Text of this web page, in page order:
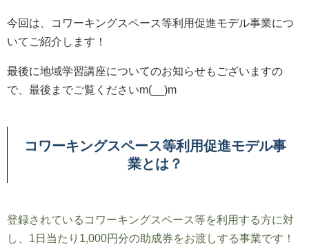
今回は、コワーキングスペース等利用促進モデル事業につ
いてご紹介します！
最後に地域学習講座についてのお知らせもございますの
で、最後までご覧くださいm(__)m
コワーキングスペース等利用促進モデル事
業とは？
登録されているコワーキングスペース等を利用する方に対
し、1日当たり1,000円分の助成券をお渡しする事業です！